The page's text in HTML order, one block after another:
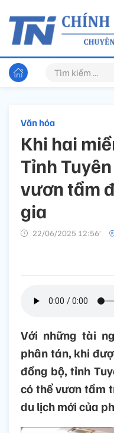
Văn hóa
Khi hai
Tỉnh
vươn tầm
gia
22/06/2025 12:56’
Với những tài
phân tán, khi
đồng bộ, tỉnh
có thể vươn tầm
du lịch mới của